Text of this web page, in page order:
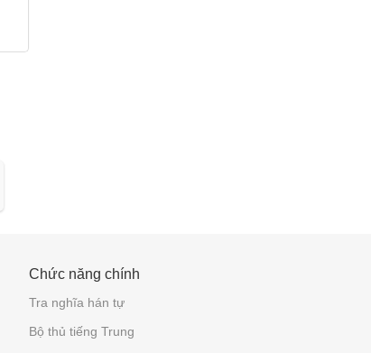
Chức năng chính
Tra nghĩa hán tự
Bộ thủ tiếng Trung